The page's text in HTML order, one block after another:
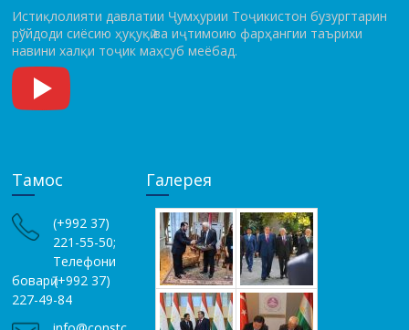
Истиқлолияти давлатии Ҷумҳурии Тоҷикистон бузургтарин
рўй­до­ди сиёсию ҳуқуқӣ ва иҷтимоию фарҳангии таърихи
навини халқи тоҷик маҳсуб меёбад.
Тамос
(+992 37)
221-55-50;
Телефони
боварӣ (+992 37)
227-49-84
Галерея